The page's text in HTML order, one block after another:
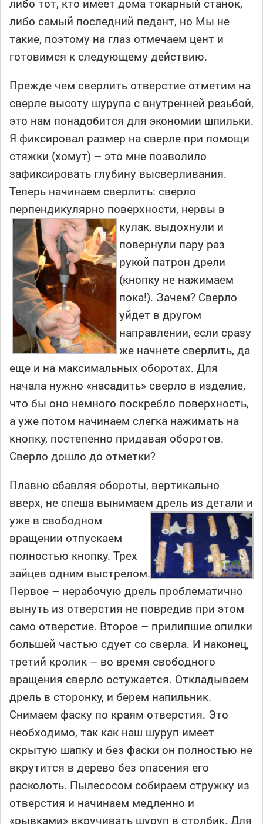
либо тот, кто имеет дома токарный станок,
либо самый последний педант, но Мы не
такие, поэтому на глаз отмечаем цент и
готовимся к следующему действию.
Прежде чем сверлить отверстие отметим на
сверле высоту шурупа с внутренней резьбой,
это нам понадобится для экономии шпильки.
Я фиксировал размер на сверле при помощи
стяжки (хомут) – это мне позволило
зафиксировать глубину высверливания.
Теперь начинаем сверлить: сверло
перпендикулярно поверхности, нервы в
кулак, выдохнули и
повернули пару раз
рукой патрон дрели
(кнопку не нажимаем
пока!). Зачем? Сверло
уйдет в другом
направлении, если сразу
же начнете сверлить, да
еще и на максимальных оборотах. Для
начала нужно «насадить» сверло в изделие,
что бы оно немного поскребло поверхность,
а уже потом начинаем слегка нажимать на
кнопку, постепенно придавая оборотов.
Сверло дошло до отметки?
Плавно сбавляя обороты, вертикально
вверх, не спеша вынимаем дрель из детали и
уже в свободном
вращении отпускаем
полностью кнопку. Трех
зайцев одним выстрелом.
Первое – нерабочую дрель проблематично
вынуть из отверстия не повредив при этом
само отверстие. Второе – прилипшие опилки
большей частью сдует со сверла. И наконец,
третий кролик – во время свободного
вращения сверло остужается. Откладываем
дрель в сторонку, и берем напильник.
Снимаем фаску по краям отверстия. Это
необходимо, так как наш шуруп имеет
скрытую шапку и без фаски он полностью не
вкрутится в дерево без опасения его
расколоть. Пылесосом собираем стружку из
отверстия и начинаем медленно и
«рывками» вкручивать шуруп в столбик. Для